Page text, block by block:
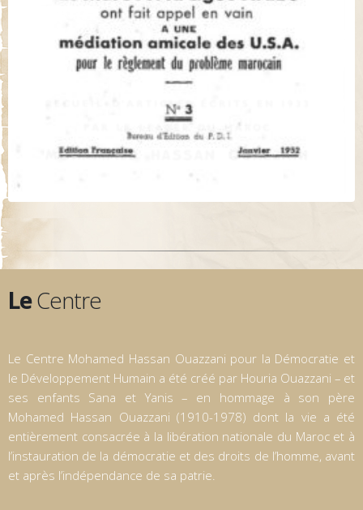
Le Centre
le Développement Humain a été créé par Houria Ouazzani – et
ses enfants Sana et Yanis – en hommage à son père
Mohamed Hassan Ouazzani (1910-1978) dont la vie a été
entièrement consacrée à la libération nationale du Maroc et à
l’instauration de la démocratie et des droits de l’homme, avant
et après l’indépendance de sa patrie.